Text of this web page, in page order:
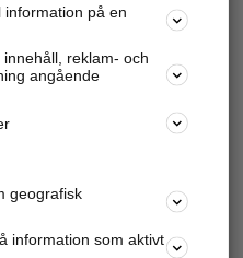
företag? Logga in
och4 miljoner
andra
för att hitta rätt lokal
privatpersoner och
information på en
reklam- och
angående
geografisk
information som aktivt